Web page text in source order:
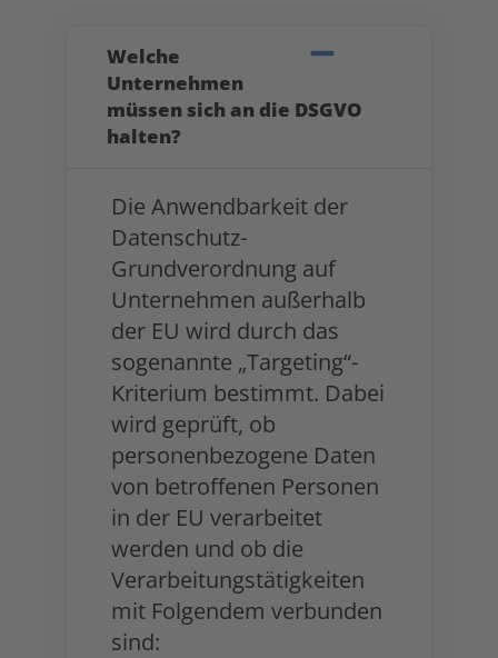
Welche
Unternehmen
müssen sich an die DSGVO
halten?
Die Anwendbarkeit der
Datenschutz-
Grundverordnung auf
Unternehmen außerhalb
der EU wird durch das
sogenannte „Targeting“-
Kriterium bestimmt. Dabei
wird geprüft, ob
personenbezogene Daten
von betroffenen Personen
in der EU verarbeitet
werden und ob die
Verarbeitungstätigkeiten
mit Folgendem verbunden
sind: